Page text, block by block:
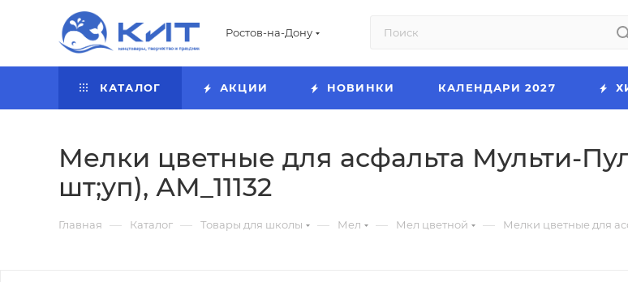
Ростов-на-Дону
КАТАЛОГ АКЦИИ НОВИНКИ КАЛЕНДАРИ 2027
Мелки цветные для асфальта Мульти-
шт;уп), АМ_11132
Главная — Каталог — Товары для школы — Мел — Мел цветной — Мелки цветные для